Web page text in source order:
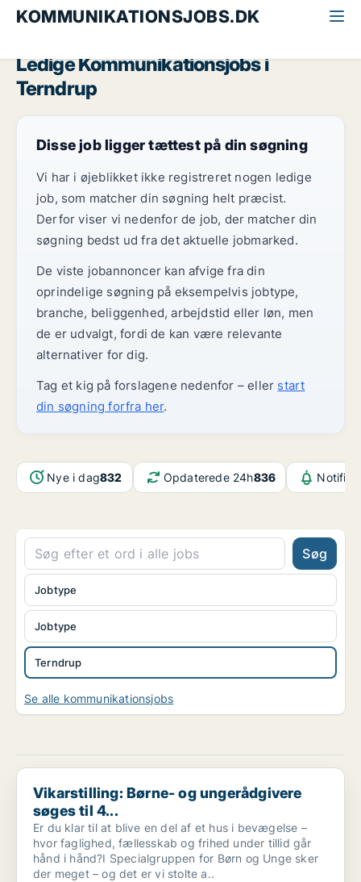
KOMMUNIKATIONSJOBS.DK
Ledige Kommunikationsjobs i
Terndrup
Disse job ligger tættest på din søgning
Vi har i øjeblikket ikke registreret nogen ledige
job, som matcher din søgning helt præcist.
Derfor viser vi nedenfor de job, der matcher din
søgning bedst ud fra det aktuelle jobmarked.
De viste jobannoncer kan afvige fra din
oprindelige søgning på eksempelvis jobtype,
branche, beliggenhed, arbejdstid eller løn, men
de er udvalgt, fordi de kan være relevante
alternativer for dig.
Tag et kig på forslagene nedenfor – eller start
din søgning forfra her.
Nye i dag832 Opdaterede 24h836
Søg
Jobtype
Terndrup
Jobtype
Se alle kommunikationsjobs
Vikarstilling: Børne- og ungerådgivere søges til 4...
Vikarstilling: Børne- og ungerådgivere
søges til 4...
Er du klar til at blive en del af et hus i bevægelse –
hvor faglighed, fællesskab og frihed under tillid går
hånd i hånd?I Specialgruppen for Børn og Unge sker
der meget – og det er vi stolte a..